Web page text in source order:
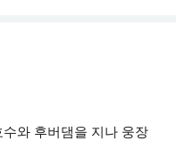
와 후버댐을 지나 웅장